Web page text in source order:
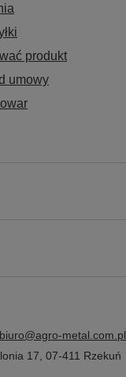
produkt
umowy
biuro@agro-metal.com.pl
17 07-411 Rzekuń